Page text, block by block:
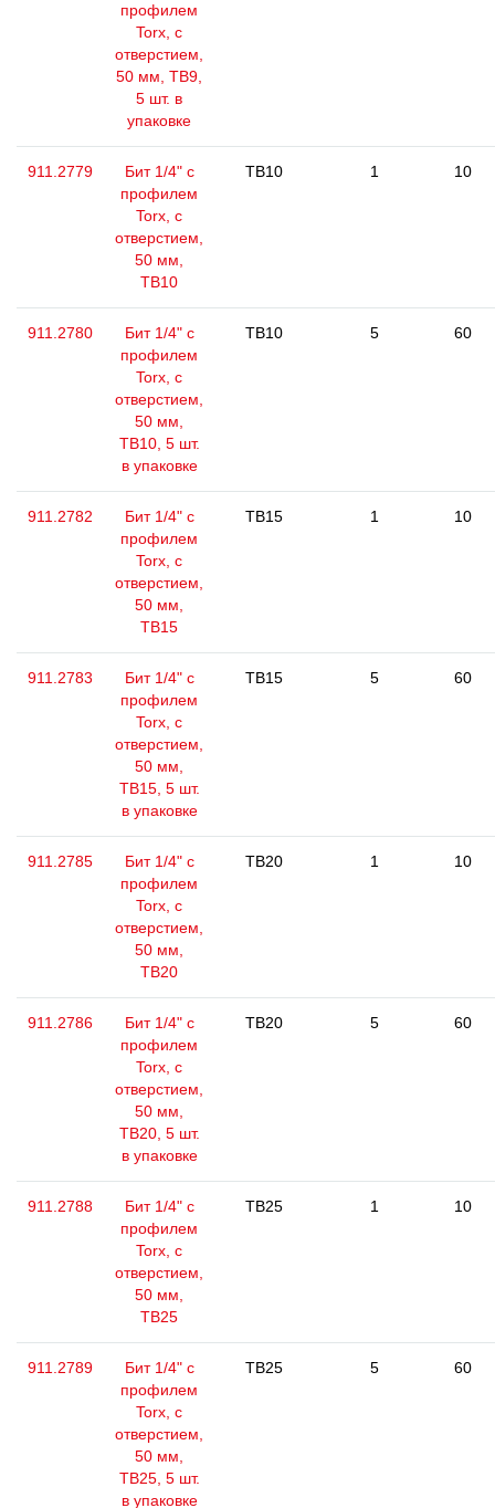
профилем
Torx, с
отверстием,
50 мм, ТВ9,
5 шт. в
упаковке
911.2779
Бит 1/4" с
профилем
Torx, с
отверстием,
50 мм,
ТВ10
TB10 1 10
911.2780
Бит 1/4" с
профилем
Torx, с
отверстием,
50 мм,
ТВ10, 5 шт.
в упаковке
TB10 5 60
911.2782
Бит 1/4" с
профилем
Torx, с
отверстием,
50 мм,
ТВ15
TB15 1 10
911.2783
Бит 1/4" с
профилем
Torx, с
отверстием,
50 мм,
ТВ15, 5 шт.
в упаковке
TB15 5 60
911.2785
Бит 1/4" с
профилем
Torx, с
отверстием,
50 мм,
ТВ20
TB20 1 10
911.2786
Бит 1/4" с
профилем
Torx, с
отверстием,
50 мм,
ТВ20, 5 шт.
в упаковке
TB20 5 60
911.2788
Бит 1/4" с
профилем
Torx, с
отверстием,
50 мм,
ТВ25
TB25 1 10
911.2789
Бит 1/4" с
профилем
Torx, с
отверстием,
50 мм,
ТВ25, 5 шт.
в упаковке
TB25 5 60